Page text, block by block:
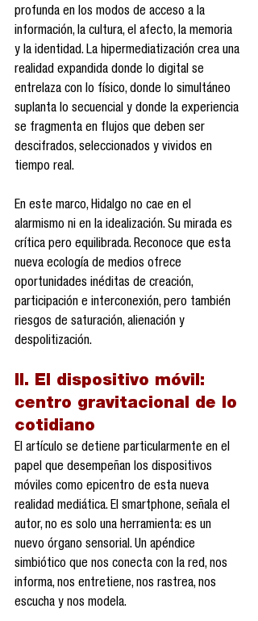
profunda en los modos de acceso a la
información, la cultura, el afecto, la memoria
y la identidad. La hipermediatización crea una
realidad expandida donde lo digital se
entrelaza con lo físico, donde lo simultáneo
suplanta lo secuencial y donde la experiencia
se fragmenta en flujos que deben ser
descifrados, seleccionados y vividos en
tiempo real.
En este marco, Hidalgo no cae en el
alarmismo ni en la idealización. Su mirada es
crítica pero equilibrada. Reconoce que esta
nueva ecología de medios ofrece
oportunidades inéditas de creación,
participación e interconexión, pero también
riesgos de saturación, alienación y
despolitización.
II. El dispositivo móvil:
centro gravitacional de lo
cotidiano
El artículo se detiene particularmente en el
papel que desempeñan los dispositivos
móviles como epicentro de esta nueva
realidad mediática. El smartphone, señala el
autor, no es solo una herramienta: es un
nuevo órgano sensorial. Un apéndice
simbiótico que nos conecta con la red, nos
informa, nos entretiene, nos rastrea, nos
escucha y nos modela.